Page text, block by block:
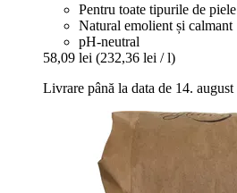
Pentru toate tipurile de piele
Natural emolient și calmant
pH-neutral
58,09 lei (232,36 lei / l)
Livrare până la data de 14. august